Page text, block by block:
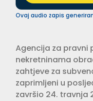
Ovaj audio zapis
Agencija za pravni
nekretninama
zahtjeve za
zaprimljeni u
završio 24. travnja